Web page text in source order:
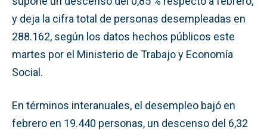
y deja la cifra total de personas desempleadas en
288.162, según los datos hechos públicos este
martes por el Ministerio de Trabajo y Economía
Social.
En términos interanuales, el desempleo bajó en
febrero en 19.440 personas, un descenso del 6,32